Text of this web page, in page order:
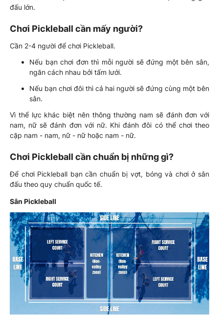
đấu lớn.
Chơi Pickleball cần mấy người?
Cần 2-4 người để chơi Pickleball.
Nếu bạn chơi đơn thì mỗi người sẽ đứng một bên sân,
ngăn cách nhau bởi tấm lưới.
Nếu bạn chơi đôi thì cả hai người sẽ đứng cùng một bên
sân.
Vì thể lực khác biệt nên thông thường nam sẽ đánh đơn với
nam, nữ sẽ đánh đơn với nữ. Khi đánh đôi có thể chơi theo
cặp nam - nam, nữ - nữ hoặc nam - nữ.
Chơi Pickleball cần chuẩn bị những gì?
Để chơi Pickleball bạn cần chuẩn bị vợt, bóng và chơi ở sân
đấu theo quy chuẩn quốc tế.
Sân Pickleball